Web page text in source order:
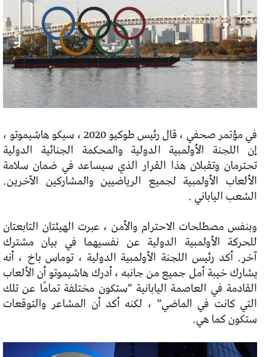
في مؤتمر صحفي ، قال رئيس طوكيو 2020 ، سيكو هاشيموتو ،
إن اللجنة الأولمبية الدولية والمحكمة الجنائية الدولية
تحترمان وتقبلان هذا القرار الذي سيساعد في ضمان سلامة
الألعاب الأولمبية لجميع الرياضيين والمشاركين الآخرين.
الشعب الياباني .
وبنفس مصطلحات الاحترام والأمن ، عبرت الهيئتان التابعتان
للحركة الأولمبية الدولية عن نفسيهما في بيان مشترك
آخر.أكد رئيس اللجنة الأولمبية الدولية ، توماس باخ ، أنه
يشارك خيبة أمل جميع من جانبه ، أدرك هاشيموتو أن الألعاب
القادمة في العاصمة اليابانية “ستكون مختلفة تمامًا عن تلك
التي كانت في الماضي” ، لكنه أكد أن المشاعر والتوقعات
ستكون كما هي.